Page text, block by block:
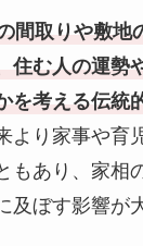
間取りや敷地
住む人の運勢
を考える伝統
より家事や育
もあり、家相
及ぼす影響が